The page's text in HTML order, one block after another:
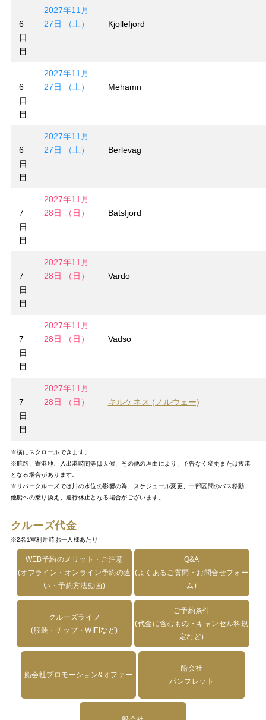
6
日
目
2027年11月
27日 （土）
Kjollefjord
6
日
目
2027年11月
27日 （土）
Mehamn
6
日
目
2027年11月
27日 （土）
Berlevag
7
日
目
2027年11月
28日 （日）
Batsfjord
7
日
目
2027年11月
28日 （日）
Vardo
7
日
目
2027年11月
28日 （日）
Vadso
7
日
目
2027年11月
28日 （日）
キルケネス (ノルウェー)
※横にスクロールできます。
※航路、寄港地、入出港時間等は天候、その他の理由により、予告なく変更または抜港
となる場合があります。
※リバークルーズでは川の水位の影響の為、スケジュール変更、一部区間のバス移動、
他船への乗り換え、運行休止となる場合がございます。
クルーズ代金
※2名1室利用時お一人様あたり
WEB予約のメリット・ご注意
(オフライン・オンライン予約の違
い・予約方法動画)
Q&A
(よくあるご質問・お問合せフォー
ム)
クルーズライフ
(服装・チップ・WIFIなど)
ご予約条件
(代金に含むもの・キャンセル料規
定など)
船会社プロモーション&オファー
船会社
パンフレット